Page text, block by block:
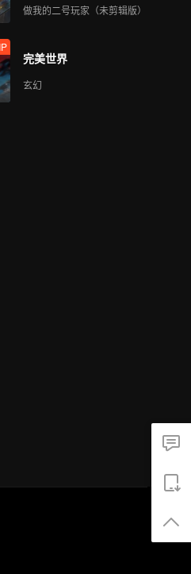
做我的二号玩家（未剪辑版）
完美世界
玄幻